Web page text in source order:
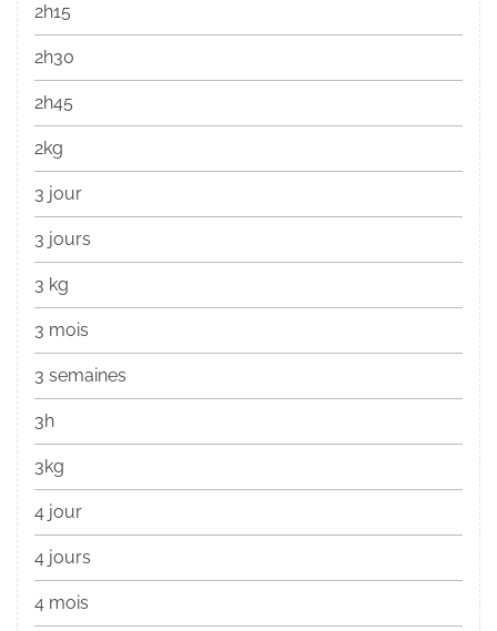
2h15
2h30
2h45
2kg
3 jour
3 jours
3 kg
3 mois
3 semaines
3h
3kg
4 jour
4 jours
4 mois